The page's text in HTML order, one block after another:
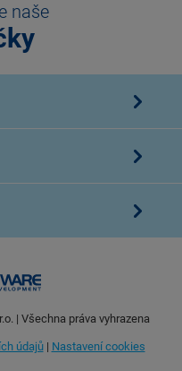
naše
| Všechna práva vyhrazena
údajů| Nastavení cookies